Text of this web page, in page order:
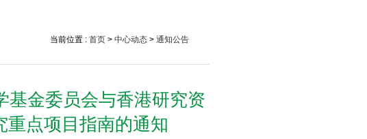
当前位置 : 首页> 中心动态> 通知公告
基金委员会与香港研究资
重点项目指南的通知